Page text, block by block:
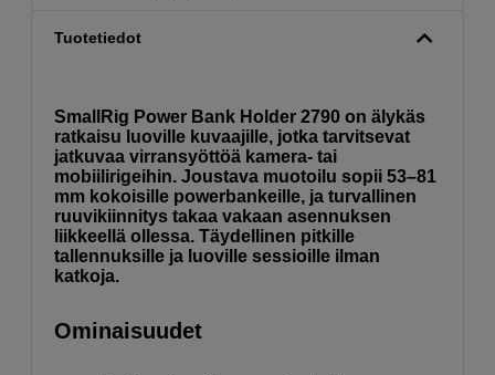
Tuotetiedot
SmallRig Power Bank Holder 2790 on älykäs
ratkaisu luoville kuvaajille, jotka tarvitsevat
jatkuvaa virransyöttöä kamera- tai
mobiilirigeihin. Joustava muotoilu sopii 53–81
mm kokoisille powerbankeille, ja turvallinen
ruuvikiinnitys takaa vakaan asennuksen
liikkeellä ollessa. Täydellinen pitkille
tallennuksille ja luoville sessioille ilman
katkoja.
Ominaisuudet